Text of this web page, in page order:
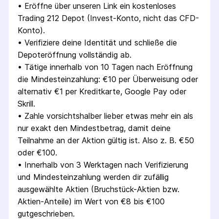
• Eröffne über unseren Link ein kostenloses
Trading 212 Depot (Invest-Konto, nicht das CFD-
Konto).
• Verifiziere deine Identität und schließe die
Depoteröffnung vollständig ab.
• Tätige innerhalb von 10 Tagen nach Eröffnung
die Mindesteinzahlung: €10 per Überweisung oder
alternativ €1 per Kreditkarte, Google Pay oder
Skrill.
• Zahle vorsichtshalber lieber etwas mehr ein als
nur exakt den Mindestbetrag, damit deine
Teilnahme an der Aktion gültig ist. Also z. B. €50
oder €100.
• Innerhalb von 3 Werktagen nach Verifizierung
und Mindesteinzahlung werden dir zufällig
ausgewählte Aktien (Bruchstück-Aktien bzw.
Aktien-Anteile) im Wert von €8 bis €100
gutgeschrieben.